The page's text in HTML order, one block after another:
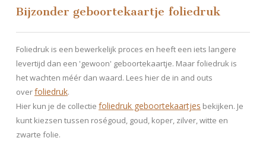
Bijzonder geboortekaartje foliedruk
Foliedruk is een bewerkelijk proces en heeft een iets langere
levertijd dan een 'gewoon' geboortekaartje. Maar foliedruk is
het wachten méér dan waard. Lees hier de in and outs
overfoliedruk.
Hier kun je de collectie foliedruk geboortekaartjes bekijken. Je
kunt kiezsen tussen roségoud, goud, koper, zilver, witte en
zwarte folie.